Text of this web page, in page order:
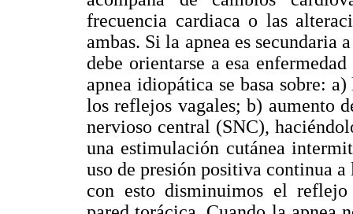
frecuencia cardiaca o las
ambas. Si la apnea es secundaria
debe orientarse a esa
apnea idiopática se basa sobre:
los reflejos vagales; b) aumento
nervioso central (SNC),
una estimulación cutánea
uso de presión positiva continua
con esto disminuimos el